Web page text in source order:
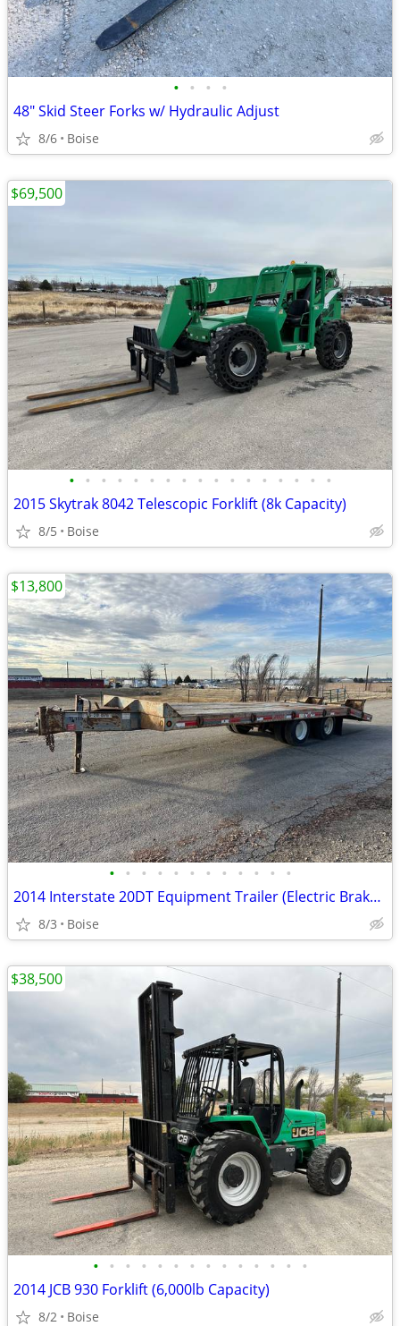
• • • •
48" Skid Steer Forks w/ Hydraulic Adjust
8/6 Boise
• • • • • • • • • • • • • • • • •
2015 Skytrak 8042 Telescopic Forklift (8k Capacity)
8/5 Boise
$69,500
• • • • • • • • • • • •
2014 Interstate 20DT Equipment Trailer (Electric Brakes)
8/3 Boise
$13,800
• • • • • • • • • • • • • •
2014 JCB 930 Forklift (6,000lb Capacity)
8/2 Boise
$38,500